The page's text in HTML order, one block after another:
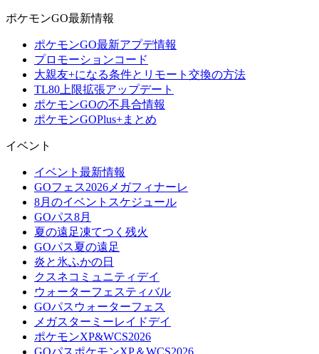
ポケモンGO最新情報
ポケモンGO最新アプデ情報
プロモーションコード
大親友+になる条件とリモート交換の方法
TL80上限拡張アップデート
ポケモンGOの不具合情報
ポケモンGOPlus+まとめ
イベント
イベント最新情報
GOフェス2026メガフィナーレ
8月のイベントスケジュール
GOパス8月
夏の遠足凍てつく残火
GOパス夏の遠足
炎と氷ふかの日
クスネコミュニティデイ
ウォーターフェスティバル
GOパスウォーターフェス
メガスターミーレイドデイ
ポケモンXP&WCS2026
GOパスポケモンXP＆WCS2026